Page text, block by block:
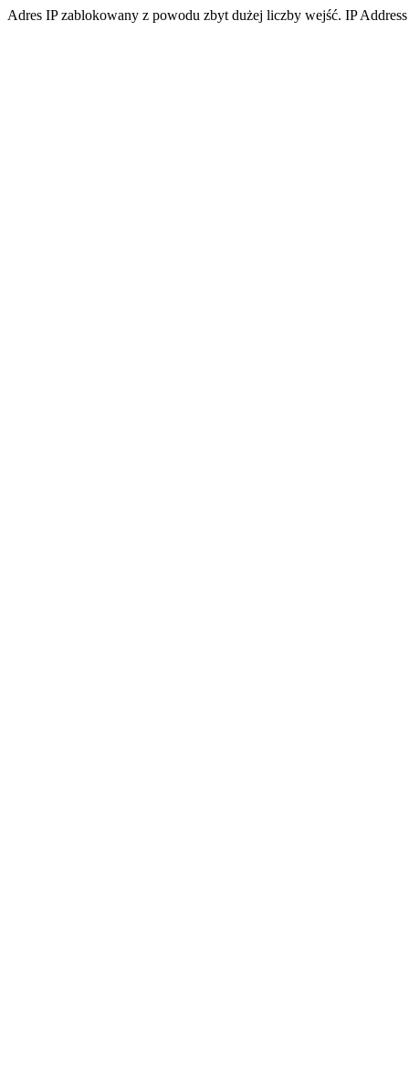
Adres IP zablokowany z powodu zbyt dużej liczby wejść. IP